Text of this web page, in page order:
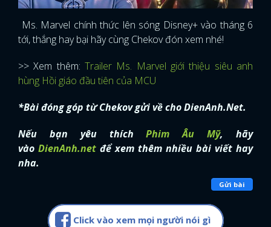
Ms. Marvel chính thức lên sóng Disney+ vào tháng 6
tới, thắng hay bại hãy cùng Chekov đón xem nhé!
>> Xem thêm: Trailer Ms. Marvel giới thiệu siêu anh
hùng Hồi giáo đầu tiên của MCU
*Bài đóng góp từ Chekov gửi về cho DienAnh.Net.
Nếu bạn yêu thích Phim Âu Mỹ, hãy
vào DienAnh.net để xem thêm nhiều bài viết hay
nha.
Gửi bài
Click vào xem mọi người nói gì